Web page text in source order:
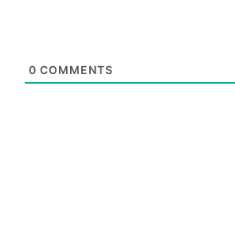
0 COMMENTS